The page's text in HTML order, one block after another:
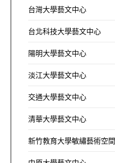
台灣大學藝文中心
台北科技大學藝文中心
陽明大學藝文中心
淡江大學藝文中心
交通大學藝文中心
清華大學藝文中心
新竹教育大學敏繡藝術空間